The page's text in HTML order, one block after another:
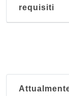
requisiti